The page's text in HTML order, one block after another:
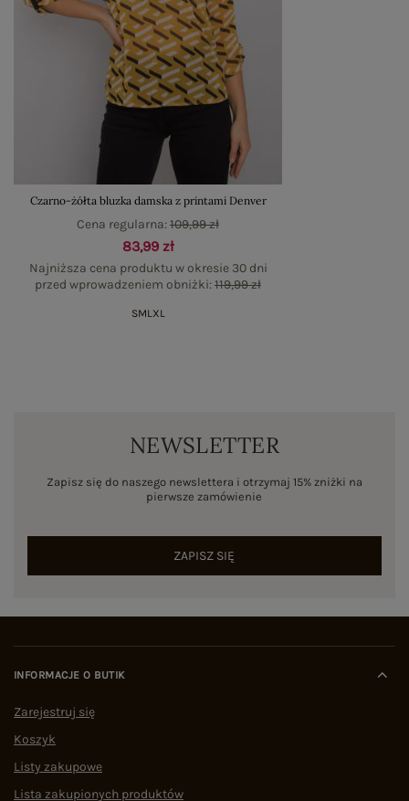
Czarno-żółta bluzka damska z printami Denver
83,99 zł
Najniższa cena produktu w okresie 30 dni
przed wprowadzeniem obniżki:119,99 zł
Cena regularna:109,99 zł
SML XL
NEWSLETTER
Zapisz się do naszego newslettera i otrzymaj 15% zniżki na
pierwsze zamówienie
ZAPISZ SIĘ
INFORMACJE O BUTIK
Zarejestruj się
Koszyk
Listy zakupowe
Lista zakupionych produktów